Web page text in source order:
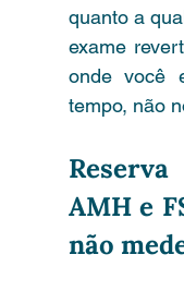
quanto a
exame
onde você
tempo, não
AMH e
não